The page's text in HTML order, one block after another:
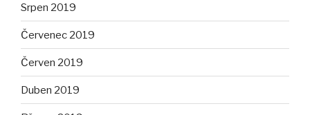
Srpen 2019
Červenec 2019
Červen 2019
Duben 2019